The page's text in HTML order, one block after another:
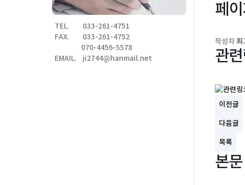
TEL.
033-261-4751
FAX.
033-261-4752
070-4456-5578
EMAIL.
ji2744@hanmail.net
페
작성자최
관
이전글
다음글
목록
본문